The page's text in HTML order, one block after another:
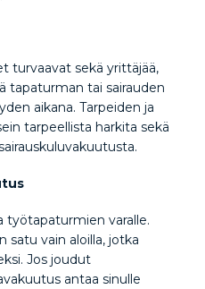
turvaavat sekä yrittäjää,
tapaturman tai sairauden
aikana. Tarpeiden ja
tarpeellista harkita sekä
työtapaturmien varalle.
satu vain aloilla, jotka
Jos joudut
antaa sinulle